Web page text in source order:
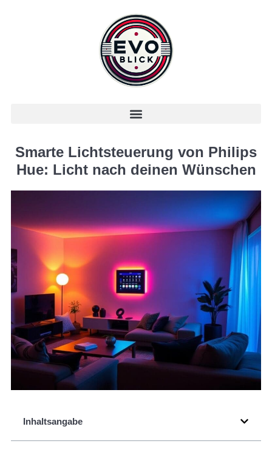
Smarte Lichtsteuerung von Philips
Hue: Licht nach deinen Wünschen
Inhaltsangabe